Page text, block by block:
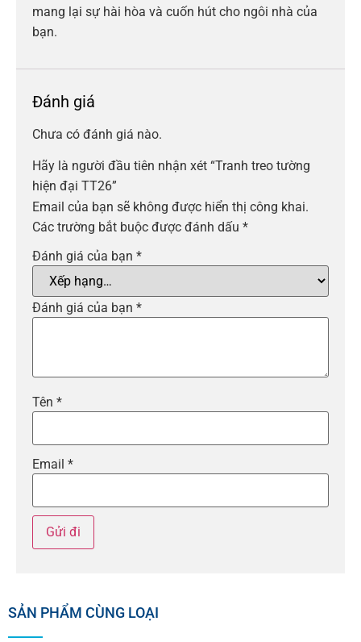
mang lại sự hài hòa và cuốn hút cho ngôi nhà của
bạn.
Đánh giá
Chưa có đánh giá nào.
Hãy là người đầu tiên nhận xét “Tranh treo tường
hiện đại TT26”
Email của bạn sẽ không được hiển thị công khai.
Các trường bắt buộc được đánh dấu *
Đánh giá của bạn *
Đánh giá của bạn *
Tên *
Email *
SẢN PHẨM CÙNG LOẠI